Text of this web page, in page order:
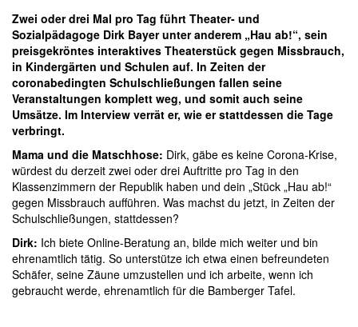
Zwei oder drei Mal pro Tag führt Theater- und
Sozialpädagoge Dirk Bayer unter anderem „Hau ab!“, sein
preisgekröntes interaktives Theaterstück gegen Missbrauch,
in Kindergärten und Schulen auf. In Zeiten der
coronabedingten Schulschließungen fallen seine
Veranstaltungen komplett weg, und somit auch seine
Umsätze. Im Interview verrät er, wie er stattdessen die Tage
verbringt.
Mama und die Matschhose: Dirk, gäbe es keine Corona-Krise,
würdest du derzeit zwei oder drei Auftritte pro Tag in den
Klassenzimmern der Republik haben und dein „Stück „Hau ab!“
gegen Missbrauch aufführen. Was machst du jetzt, in Zeiten der
Schulschließungen, stattdessen?
Dirk: Ich biete Online-Beratung an, bilde mich weiter und bin
ehrenamtlich tätig. So unterstütze ich etwa einen befreundeten
Schäfer, seine Zäune umzustellen und ich arbeite, wenn ich
gebraucht werde, ehrenamtlich für die Bamberger Tafel.